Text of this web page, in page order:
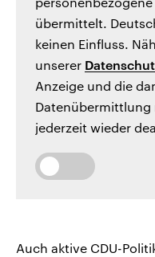
übermittelt.
keinen Einfluss.
unserer
Anzeige und die
Datenübermittlung
jederzeit wieder
Auch aktive CDU-